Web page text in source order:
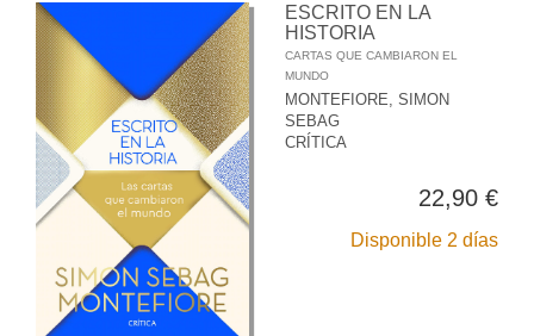
ESCRITO EN LA
HISTORIA
CARTAS QUE CAMBIARON EL
MUNDO
MONTEFIORE, SIMON
SEBAG
CRÍTICA
22,90 €
Disponible 2 días